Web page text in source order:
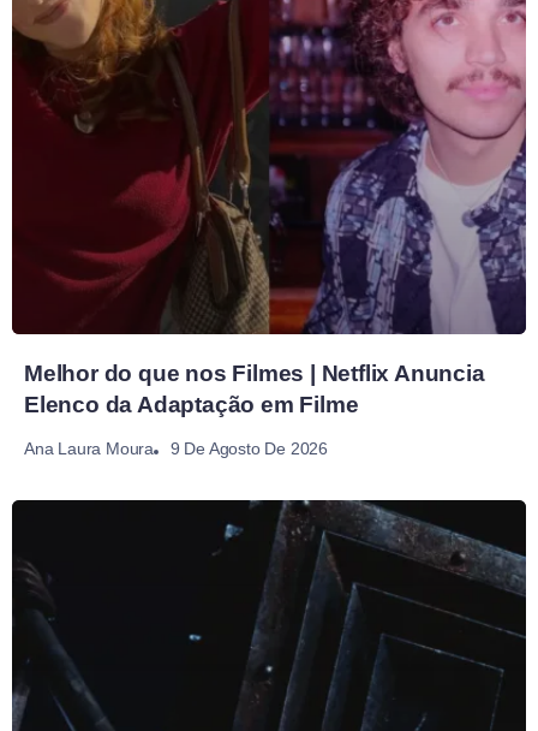
Melhor do que nos Filmes | Netflix Anuncia
Elenco da Adaptação em Filme
Ana Laura Moura 9 De Agosto De 2026